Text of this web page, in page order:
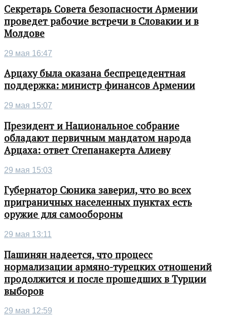
Секретарь Совета безопасности Армении
проведет рабочие встречи в Словакии и в
Молдове
29 мая 16:47
Арцаху была оказана беспрецедентная
поддержка: министр финансов Армении
29 мая 15:07
Президент и Национальное собрание
обладают первичным мандатом народа
Арцаха: ответ Степанакерта Алиеву
29 мая 15:03
Губернатор Сюника заверил, что во всех
приграничных населенных пунктах есть
оружие для самообороны
29 мая 13:11
Пашинян надеется, что процесс
нормализации армяно-турецких отношений
продолжится и после прошедших в Турции
выборов
29 мая 12:59